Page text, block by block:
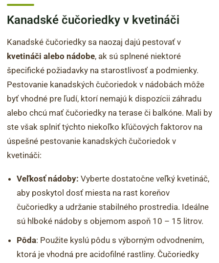
Kanadské čučoriedky v kvetináči
Kanadské čučoriedky sa naozaj dajú pestovať v
kvetináči alebo nádobe, ak sú splnené niektoré
špecifické požiadavky na starostlivosť a podmienky.
Pestovanie kanadských čučoriedok v nádobách môže
byť vhodné pre ľudí, ktorí nemajú k dispozícii záhradu
alebo chcú mať čučoriedky na terase či balkóne. Mali by
ste však splniť týchto niekoľko kľúčových faktorov na
úspešné pestovanie kanadských čučoriedok v
kvetináči:
Veľkosť nádoby: Vyberte dostatočne veľký kvetináč,
aby poskytol dosť miesta na rast koreňov
čučoriedky a udržanie stabilného prostredia. Ideálne
sú hlboké nádoby s objemom aspoň 10 – 15 litrov.
Pôda: Použite kyslú pôdu s výborným odvodnením,
ktorá je vhodná pre acidofilné rastliny. Čučoriedky